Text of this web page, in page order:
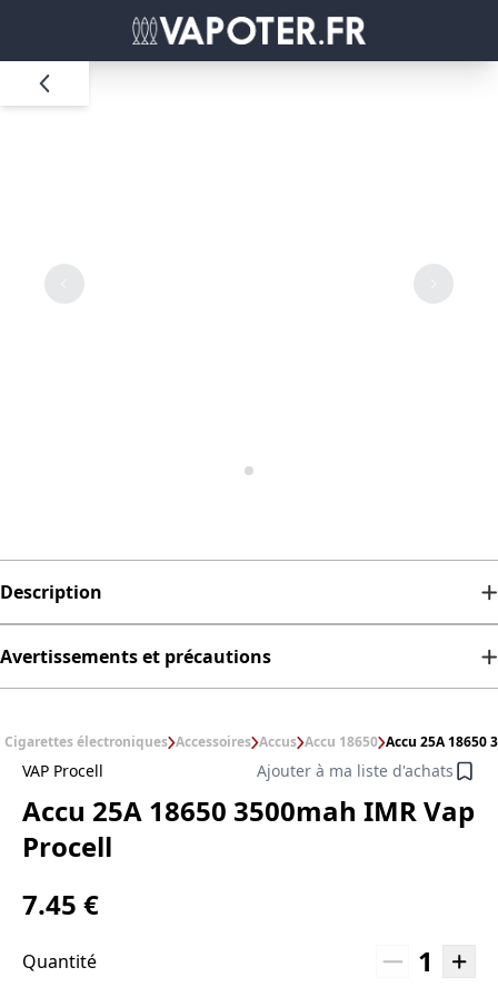
Description
Avertissements et précautions
Cigarettes électroniques Accessoires Accus Accu 18650 Accu 25A 18650
VAP Procell Ajouter à ma liste d'achats
Accu 25A 18650 3500mah IMR Vap
Procell
7.45 €
Quantité 1